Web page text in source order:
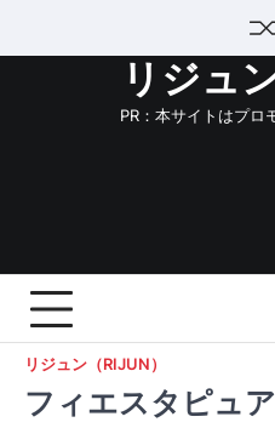
リジュ
PR：本サイトはプロ
リジュン（RIJUN）
フィエスタピュ